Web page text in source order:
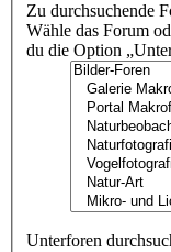
Zu durchsuchende
Wähle das Forum
du die Option
Unterforen